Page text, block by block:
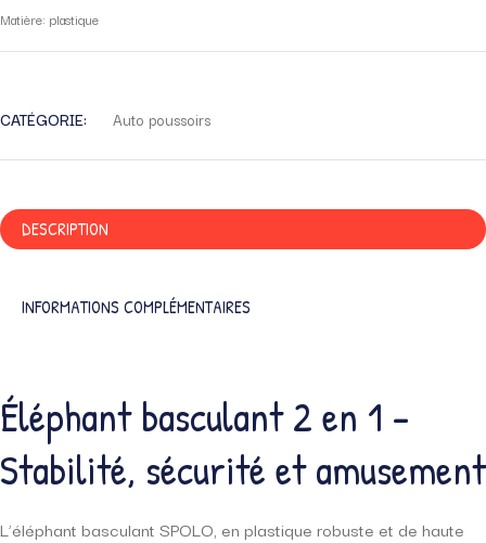
Matière: plastique
CATÉGORIE: Auto poussoirs
DESCRIPTION
INFORMATIONS COMPLÉMENTAIRES
Éléphant basculant 2 en 1 –
Stabilité, sécurité et amusement
L’éléphant basculant SPOLO, en plastique robuste et de haute